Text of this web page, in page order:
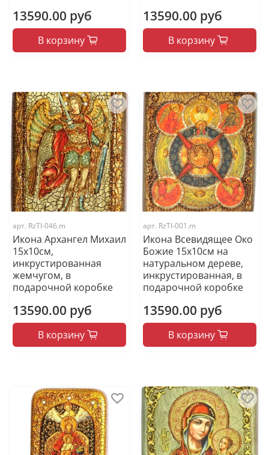
13590.00 руб
В корзину
13590.00 руб
В корзину
арт. RzTI-046.m
Икона Архангел Михаил
15х10см,
инкрустированная
жемчугом, в
подарочной коробке
13590.00 руб
В корзину
арт. RzTI-001.m
Икона Всевидящее Око
Божие 15х10см на
натуральном дереве,
инкрустированная, в
подарочной коробке
13590.00 руб
В корзину